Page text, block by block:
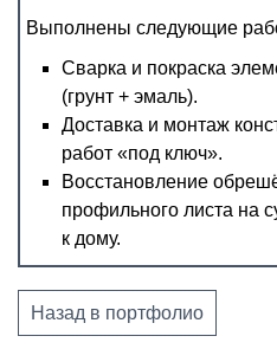
Выполнены следующие
Сварка и покраска
(грунт + эмаль).
Доставка и монтаж
работ «под ключ».
Восстановление
профильного листа на
к дому.
Назад в портфолио